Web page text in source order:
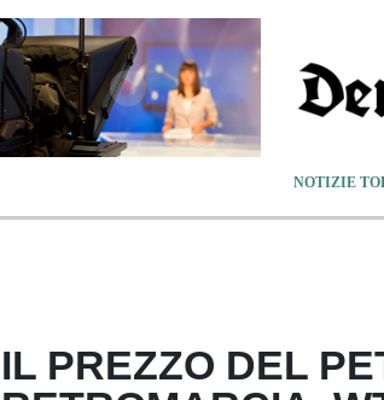
NOTIZIE
IL PREZZO DEL